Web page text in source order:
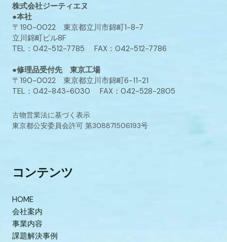
株式会社ジーティエヌ
●本社
〒190-0022 東京都立川市錦町1-8-7
立川錦町ビル8F
TEL：042-512-7785 FAX：042-512-7786
●修理品受付先 東京工場
〒190-0022 東京都立川市錦町6-11-21
TEL：042-843-6030 FAX：042-528-2805
古物営業法に基づく表示
東京都公安委員会許可 第308871506193号
コンテンツ
HOME
会社案内
事業内容
課題解決事例